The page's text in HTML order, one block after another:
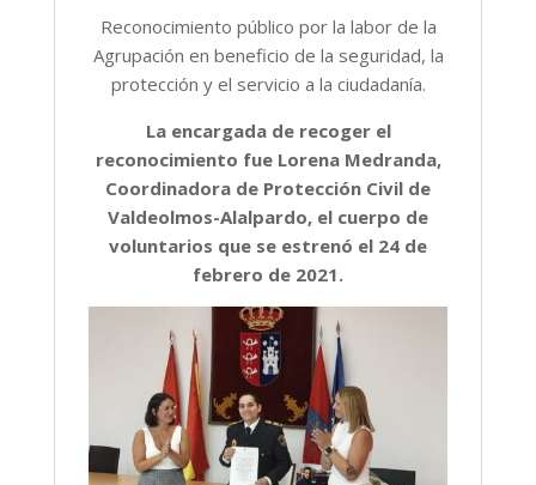
Reconocimiento público por la labor de la
Agrupación en beneficio de la seguridad, la
protección y el servicio a la ciudadanía.
La encargada de recoger el
reconocimiento fue Lorena Medranda,
Coordinadora de Protección Civil de
Valdeolmos-Alalpardo, el cuerpo de
voluntarios que se estrenó el 24 de
febrero de 2021.